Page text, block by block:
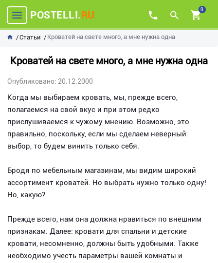
POSTELLI.RU 0
Статьи Кроватей на свете много, а мне нужна одна
Кроватей на свете много, а мне нужна одна
Опубликовано: 20.12.2000
Когда мы выбираем кровать, мы, прежде всего,
полагаемся на свой вкус и при этом редко
прислушиваемся к чужому мнению. Возможно, это
правильно, поскольку, если мы сделаем неверный
выбор, то будем винить только себя.
Бродя по мебельным магазинам, мы видим широкий
ассортимент кроватей. Но выбрать нужно только одну!
Но, какую?
Прежде всего, нам она должна нравиться по внешним
признакам. Далее: кровати для спальни и детские
кровати, несомненно, должны быть удобными. Также
необходимо учесть параметры вашей комнаты и